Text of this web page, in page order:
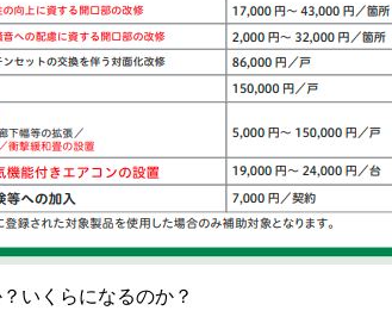
いくらになるのか？